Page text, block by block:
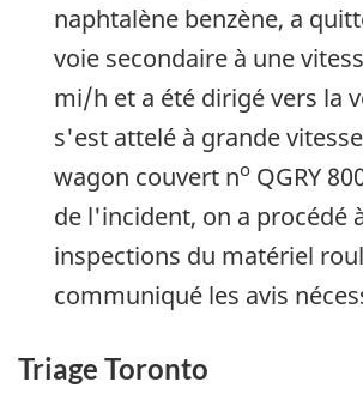
naphtalène benzène, a
voie secondaire à une
mi/h et a été dirigé vers la
s'est attelé à grande
wagon couvert no QGRY
de l'incident, on a procédé
inspections du matériel
communiqué les avis
Triage Toronto